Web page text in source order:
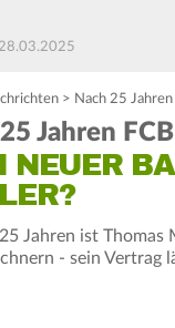
> Nach 25
Jahren
NEUER
Jahren ist Thomas
- sein Vertrag